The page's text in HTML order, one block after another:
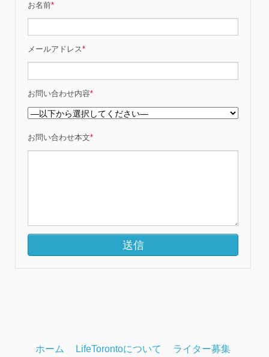
お名前*
メールアドレス*
お問い合わせ内容*
お問い合わせ本文*
ホーム LifeTorontoについて ライター募集